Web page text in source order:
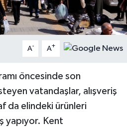
A- A+
öncesinde son
vatandaşlar, alışveriş
da elindeki ürünleri
yapıyor. Kent